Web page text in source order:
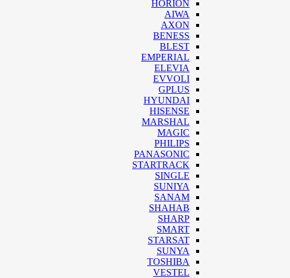
HORION
AIWA
AXON
BENESS
BLEST
EMPERIAL
ELEVIA
EVVOLI
GPLUS
HYUNDAI
HISENSE
MARSHAL
MAGIC
PHILIPS
PANASONIC
STARTRACK
SINGLE
SUNIYA
SANAM
SHAHAB
SHARP
SMART
STARSAT
SUNYA
TOSHIBA
VESTEL